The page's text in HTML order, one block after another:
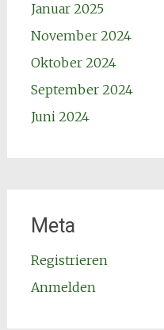
Januar 2025
November 2024
Oktober 2024
September 2024
Juni 2024
Meta
Registrieren
Anmelden